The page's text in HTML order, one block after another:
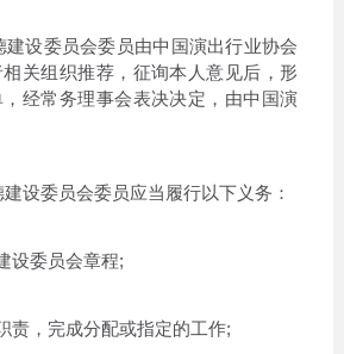
设委员会委员由中国演出行业协会
关组织推荐，征询本人意见后，形
经常务理事会表决决定，由中国演
委员会委员应当履行以下义务：
委员会章程;
，完成分配或指定的工作;